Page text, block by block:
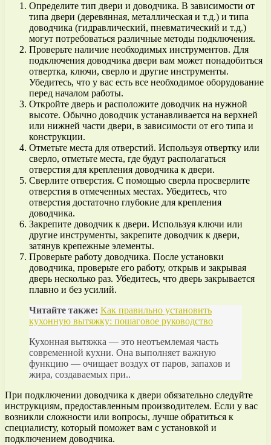
Определите тип двери и доводчика. В зависимости от
типа двери (деревянная, металлическая и т.д.) и типа
доводчика (гидравлический, пневматический и т.д.)
могут потребоваться различные методы подключения.
Проверьте наличие необходимых инструментов. Для
подключения доводчика двери вам может понадобиться
отвертка, ключи, сверло и другие инструменты.
Убедитесь, что у вас есть все необходимое оборудование
перед началом работы.
Откройте дверь и расположите доводчик на нужной
высоте. Обычно доводчик устанавливается на верхней
или нижней части двери, в зависимости от его типа и
конструкции.
Отметьте места для отверстий. Используя отвертку или
сверло, отметьте места, где будут располагаться
отверстия для крепления доводчика к двери.
Сверлите отверстия. С помощью сверла просверлите
отверстия в отмеченных местах. Убедитесь, что
отверстия достаточно глубокие для крепления
доводчика.
Закрепите доводчик к двери. Используя ключи или
другие инструменты, закрепите доводчик к двери,
затянув крепежные элементы.
Проверьте работу доводчика. После установки
доводчика, проверьте его работу, открыв и закрывая
дверь несколько раз. Убедитесь, что дверь закрывается
плавно и без усилий.
Читайте также: Как правильно установить
кухонную вытяжку: пошаговое руководство
Кухонная вытяжка — это неотъемлемая часть
современной кухни. Она выполняет важную
функцию — очищает воздух от паров, запахов и
жира, создаваемых при..
При подключении доводчика к двери обязательно следуйте
инструкциям, предоставленным производителем. Если у вас
возникли сложности или вопросы, лучше обратиться к
специалисту, который поможет вам с установкой и
подключением доводчика.